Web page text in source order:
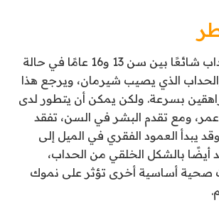
يعد تشخيص الحداب شائعًا بين سن 13 و16 عامًا في حالة
الذي يصيب شيرمان، ويرجع هذا
بسرعة. ولكن يمكن أن يتطور لدى
ومع تقدم البشر في السن، تفقد
يبدأ العمود الفقري في الميل إلى
أيضًا بالشكل الخلقي من الحداب،
صحية أساسية أخرى تؤثر على نموك